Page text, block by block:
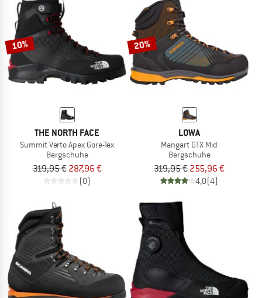
10%
THE NORTH FACE
Summit Verto Apex Gore-Tex
Bergschuhe
319,95 € 287,96 €
(0)
20%
LOWA
Mangart GTX Mid
Bergschuhe
319,95 € 255,96 €
4,0(4)